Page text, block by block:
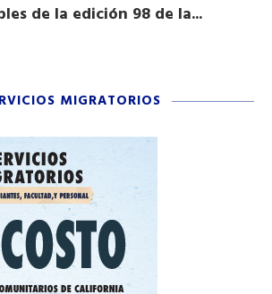
de la edición 98 de la...
MIGRATORIOS